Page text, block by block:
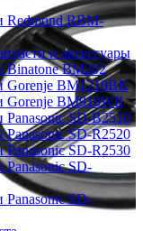
Redmond RBM-
и аксессуары
Binatone BM202
Gorenje BM1210BK
Gorenje BM910WII
Panasonic SD-B2510
Panasonic SD-R2520
Panasonic SD-R2530
Panasonic SD-
Panasonic SD-